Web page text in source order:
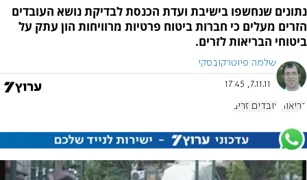
נתונים שנחשפו בישיבת ועדת הכנסת לבדיקת נושא העובדים
הזרים מעלים כי חברות ביטוח פרטיות מרוויחות הון עתק על
ביטוחי הבריאות לזרים.
שלמה פיוטרקובסקי
7.11.11, 17:45
בריאות עובדים זרים